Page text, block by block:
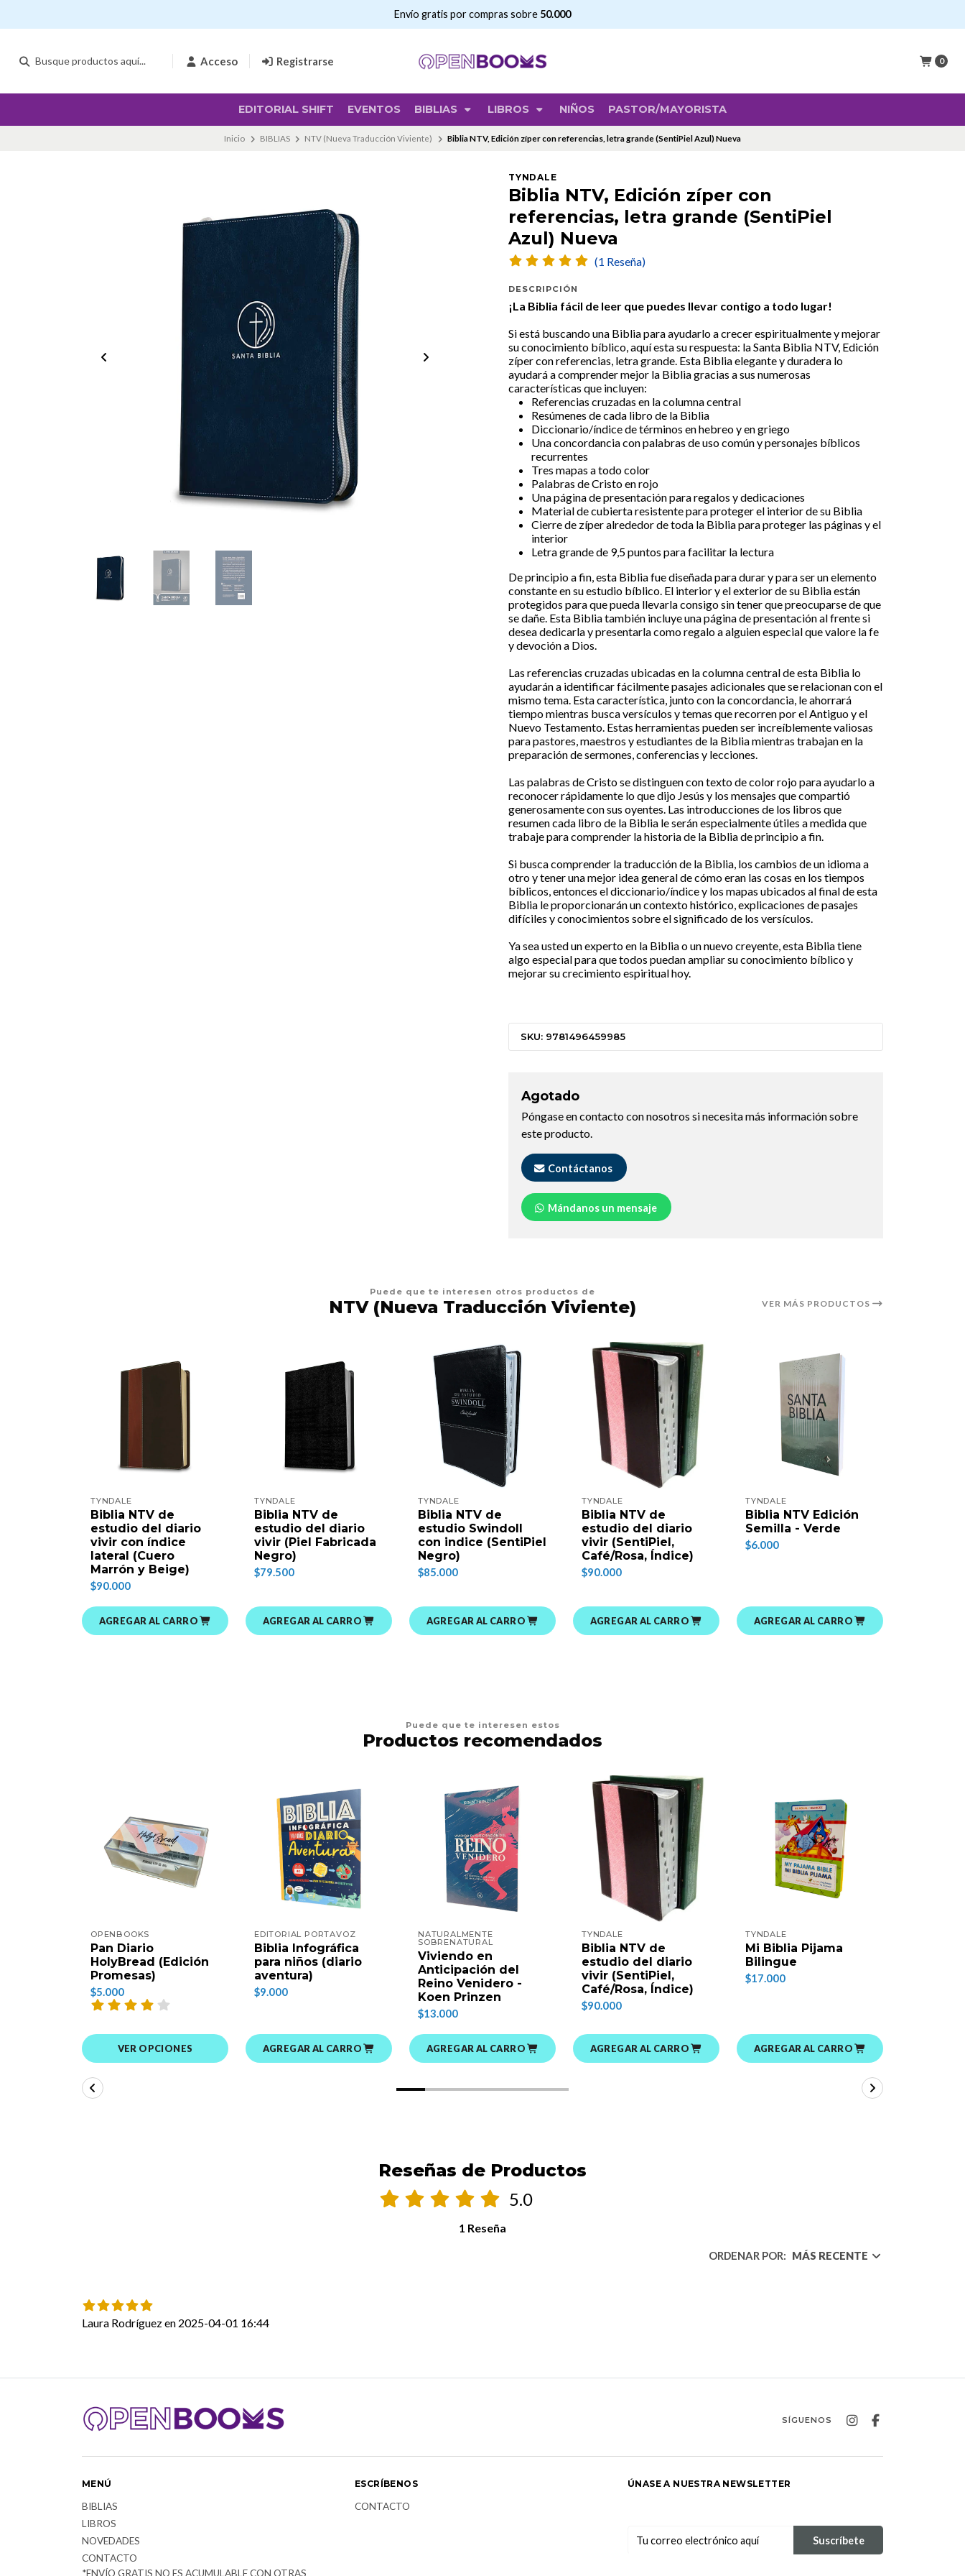
Acceso Registrarse 0
EDITORIAL SHIFT EVENTOS BIBLIAS LIBROS NIÑOS PASTOR/MAYORISTA
Envío gratis por compras sobre 50.000
Inicio BIBLIAS NTV (Nueva Traducción Viviente) Biblia NTV, Edición zíper con referencias, letra grande (SentiPiel Azul) Nueva
TYNDALE
Biblia NTV, Edición zíper con
referencias, letra grande (SentiPiel
Azul) Nueva
(1 Reseña)
DESCRIPCIÓN
¡La Biblia fácil de leer que puedes llevar contigo a todo lugar!
Si está buscando una Biblia para ayudarlo a crecer espiritualmente y mejorar
su conocimiento bíblico, aquí esta su respuesta: la Santa Biblia NTV, Edición
zíper con referencias, letra grande. Esta Biblia elegante y duradera lo
ayudará a comprender mejor la Biblia gracias a sus numerosas
características que incluyen:
Referencias cruzadas en la columna central
Resúmenes de cada libro de la Biblia
Diccionario/índice de términos en hebreo y en griego
Una concordancia con palabras de uso común y personajes bíblicos
recurrentes
Tres mapas a todo color
Palabras de Cristo en rojo
Una página de presentación para regalos y dedicaciones
Material de cubierta resistente para proteger el interior de su Biblia
Cierre de zíper alrededor de toda la Biblia para proteger las páginas y el
interior
Letra grande de 9,5 puntos para facilitar la lectura
De principio a fin, esta Biblia fue diseñada para durar y para ser un elemento
constante en su estudio bíblico. El interior y el exterior de su Biblia están
protegidos para que pueda llevarla consigo sin tener que preocuparse de que
se dañe. Esta Biblia también incluye una página de presentación al frente si
desea dedicarla y presentarla como regalo a alguien especial que valore la fe
y devoción a Dios.
Las referencias cruzadas ubicadas en la columna central de esta Biblia lo
ayudarán a identificar fácilmente pasajes adicionales que se relacionan con el
mismo tema. Esta característica, junto con la concordancia, le ahorrará
tiempo mientras busca versículos y temas que recorren por el Antiguo y el
Nuevo Testamento. Estas herramientas pueden ser increíblemente valiosas
para pastores, maestros y estudiantes de la Biblia mientras trabajan en la
preparación de sermones, conferencias y lecciones.
Las palabras de Cristo se distinguen con texto de color rojo para ayudarlo a
reconocer rápidamente lo que dijo Jesús y los mensajes que compartió
generosamente con sus oyentes. Las introducciones de los libros que
resumen cada libro de la Biblia le serán especialmente útiles a medida que
trabaje para comprender la historia de la Biblia de principio a fin.
Si busca comprender la traducción de la Biblia, los cambios de un idioma a
otro y tener una mejor idea general de cómo eran las cosas en los tiempos
bíblicos, entonces el diccionario/índice y los mapas ubicados al final de esta
Biblia le proporcionarán un contexto histórico, explicaciones de pasajes
difíciles y conocimientos sobre el significado de los versículos.
Ya sea usted un experto en la Biblia o un nuevo creyente, esta Biblia tiene
algo especial para que todos puedan ampliar su conocimiento bíblico y
mejorar su crecimiento espiritual hoy.
SKU: 9781496459985
Agotado
Póngase en contacto con nosotros si necesita más información sobre
este producto.
Contáctanos
Mándanos un mensaje
Puede que te interesen otros productos de
NTV (Nueva Traducción Viviente) VER MÁS PRODUCTOS
TYNDALE
Biblia NTV de
estudio del diario
vivir con índice
lateral (Cuero
Marrón y Beige)
$90.000
AGREGAR AL CARRO
TYNDALE
Biblia NTV de
estudio del diario
vivir (Piel Fabricada
Negro)
$79.500
AGREGAR AL CARRO
TYNDALE
Biblia NTV de
estudio Swindoll
con indice (SentiPiel
Negro)
$85.000
AGREGAR AL CARRO
TYNDALE
Biblia NTV de
estudio del diario
vivir (SentiPiel,
Café/Rosa, Índice)
$90.000
AGREGAR AL CARRO
TYNDALE
Biblia NTV Edición
Semilla - Verde
$6.000
AGREGAR AL CARRO
Puede que te interesen estos
Productos recomendados
OPENBOOKS
Pan Diario
HolyBread (Edición
Promesas)
$5.000
VER OPCIONES
EDITORIAL PORTAVOZ
Biblia Infográfica
para niños (diario
aventura)
$9.000
AGREGAR AL CARRO
NATURALMENTE
SOBRENATURAL
Viviendo en
Anticipación del
Reino Venidero -
Koen Prinzen
$13.000
AGREGAR AL CARRO
TYNDALE
Biblia NTV de
estudio del diario
vivir (SentiPiel,
Café/Rosa, Índice)
$90.000
AGREGAR AL CARRO
TYNDALE
Mi Biblia Pijama
Bilingue
$17.000
AGREGAR AL CARRO
Reseñas de Productos
5.0
1 Reseña
ORDENAR POR: MÁS RECENTE
Laura Rodríguez en 2025-04-01 16:44
SÍGUENOS
MENÚ
BIBLIAS
LIBROS
NOVEDADES
CONTACTO
*ENVÍO GRATIS NO ES ACUMULABLE CON OTRAS
ESCRÍBENOS
CONTACTO
ÚNASE A NUESTRA NEWSLETTER